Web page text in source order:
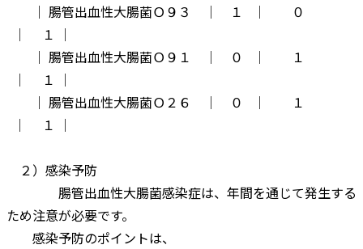
│ 腸管出血性大腸菌Ｏ９３ │ １ │ ０
│ １ │
│ 腸管出血性大腸菌Ｏ９１ │ ０ │ １
│ １ │
│ 腸管出血性大腸菌Ｏ２６ │ ０ │ １
│ １ │
２）感染予防
腸管出血性大腸菌感染症は、年間を通じて発生する
ため注意が必要です。
感染予防のポイントは、